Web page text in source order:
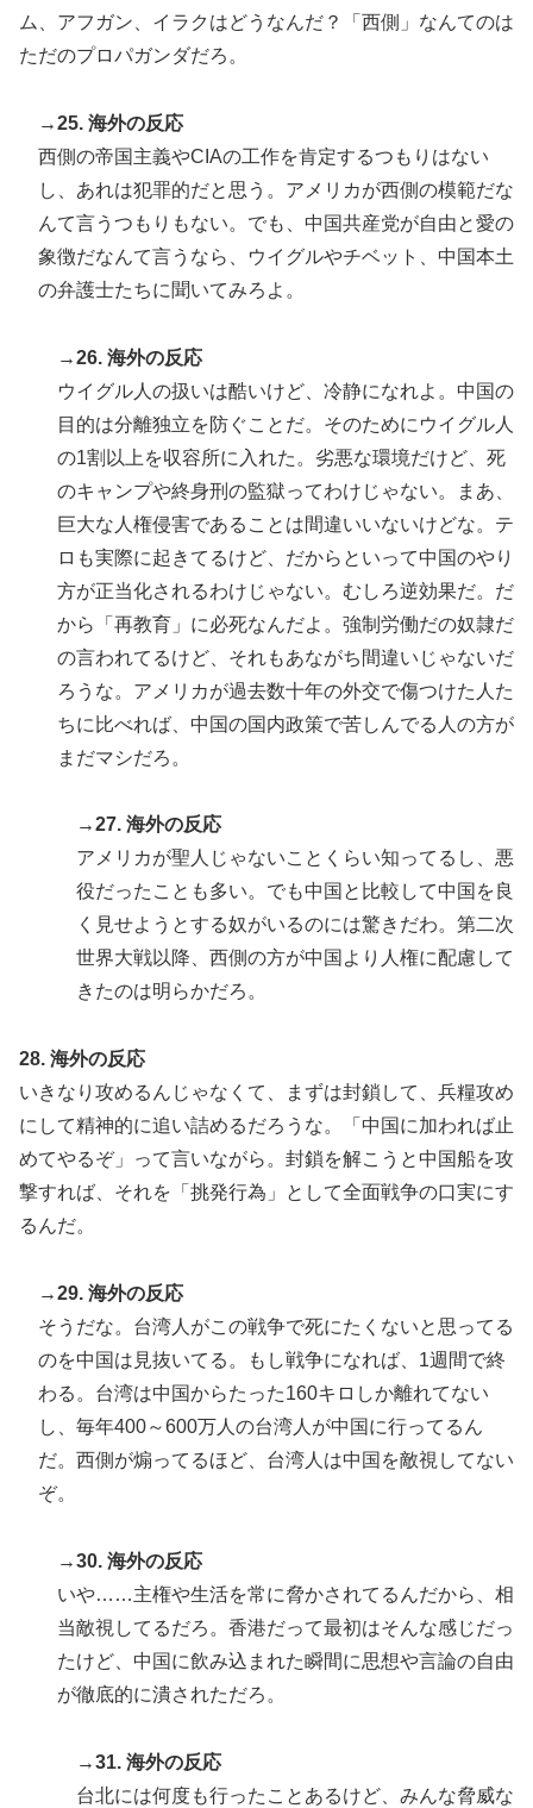
ム、アフガン、イラクはどうなんだ？「西側」なんてのは
ただのプロパガンダだろ。
→25. 海外の反応
西側の帝国主義やCIAの工作を肯定するつもりはない
し、あれは犯罪的だと思う。アメリカが西側の模範だな
んて言うつもりもない。でも、中国共産党が自由と愛の
象徴だなんて言うなら、ウイグルやチベット、中国本土
の弁護士たちに聞いてみろよ。
→26. 海外の反応
ウイグル人の扱いは酷いけど、冷静になれよ。中国の
目的は分離独立を防ぐことだ。そのためにウイグル人
の1割以上を収容所に入れた。劣悪な環境だけど、死
のキャンプや終身刑の監獄ってわけじゃない。まあ、
巨大な人権侵害であることは間違いいないけどな。テ
ロも実際に起きてるけど、だからといって中国のやり
方が正当化されるわけじゃない。むしろ逆効果だ。だ
から「再教育」に必死なんだよ。強制労働だの奴隷だ
の言われてるけど、それもあながち間違いじゃないだ
ろうな。アメリカが過去数十年の外交で傷つけた人た
ちに比べれば、中国の国内政策で苦しんでる人の方が
まだマシだろ。
→27. 海外の反応
アメリカが聖人じゃないことくらい知ってるし、悪
役だったことも多い。でも中国と比較して中国を良
く見せようとする奴がいるのには驚きだわ。第二次
世界大戦以降、西側の方が中国より人権に配慮して
きたのは明らかだろ。
28. 海外の反応
いきなり攻めるんじゃなくて、まずは封鎖して、兵糧攻め
にして精神的に追い詰めるだろうな。「中国に加われば止
めてやるぞ」って言いながら。封鎖を解こうと中国船を攻
撃すれば、それを「挑発行為」として全面戦争の口実にす
るんだ。
→29. 海外の反応
そうだな。台湾人がこの戦争で死にたくないと思ってる
のを中国は見抜いてる。もし戦争になれば、1週間で終
わる。台湾は中国からたった160キロしか離れてない
し、毎年400～600万人の台湾人が中国に行ってるん
だ。西側が煽ってるほど、台湾人は中国を敵視してない
ぞ。
→30. 海外の反応
いや……主権や生活を常に脅かされてるんだから、相
当敵視してるだろ。香港だって最初はそんな感じだっ
たけど、中国に飲み込まれた瞬間に思想や言論の自由
が徹底的に潰されただろ。
→31. 海外の反応
台北には何度も行ったことあるけど、みんな脅威な